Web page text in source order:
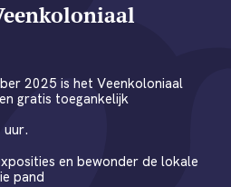
2025 is het Veenkoloniaal
gratis toegankelijk
en bewonder de lokale
pand